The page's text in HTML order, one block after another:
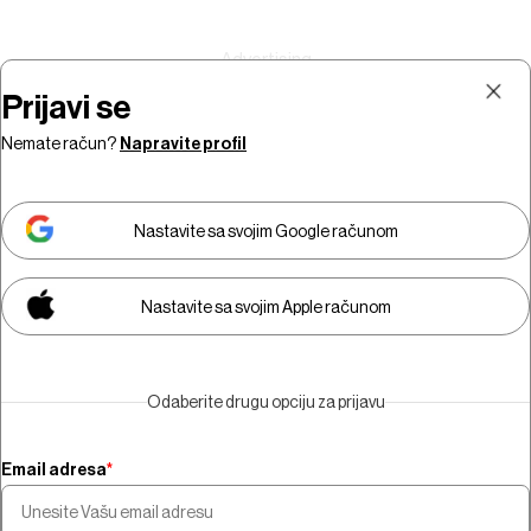
Morate biti pretplatnik da biste
gledali video sadržaj.
Pretplatite se
Prijavi se
Nemate račun? Napravite profil
Nastavite sa svojim Google računom
Nastavite sa svojim Apple računom
Odaberite drugu opciju za prijavu
Email adresa*